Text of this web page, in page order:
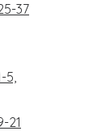
37
5,
21